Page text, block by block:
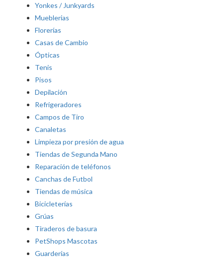
Yonkes / Junkyards
Mueblerias
Florerías
Casas de Cambio
Ópticas
Tenis
Pisos
Depilación
Refrigeradores
Campos de Tiro
Canaletas
Limpieza por presión de agua
Tiendas de Segunda Mano
Reparación de teléfonos
Canchas de Futbol
Tiendas de música
Bicicleterías
Grúas
Tiraderos de basura
PetShops Mascotas
Guarderías